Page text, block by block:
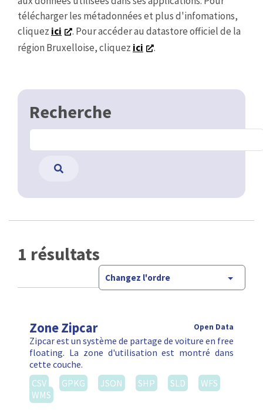
télécharger les métadonnées et plus d'infomations,
cliquez ici
. Pour accéder au datastore officiel de la
région Bruxelloise, cliquez ici .
Recherche
1 résultats
Changez l'ordre
Zone Zipcar Open Data
Zipcar est un système de partage de voiture en free
floating. La zone d'utilisation est montré dans
cette couche.
CSV
GPKG JSON SHP SLD
WFS
WMS